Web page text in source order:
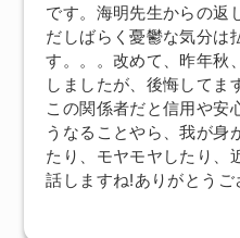
です。海明先生からの返
だしばらく憂鬱な気分は
す。。。改めて、昨年秋
しましたが、後悔してま
この関係者だと信用や安
うなることやら、我が身
たり、モヤモヤしたり、
話しますね!ありがとう